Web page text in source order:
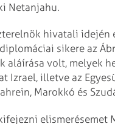
Netanjahu.
hivatali idején
sikere az
aláírása volt, melyek
Izrael, illetve az
Marokkó és
elismerésemet